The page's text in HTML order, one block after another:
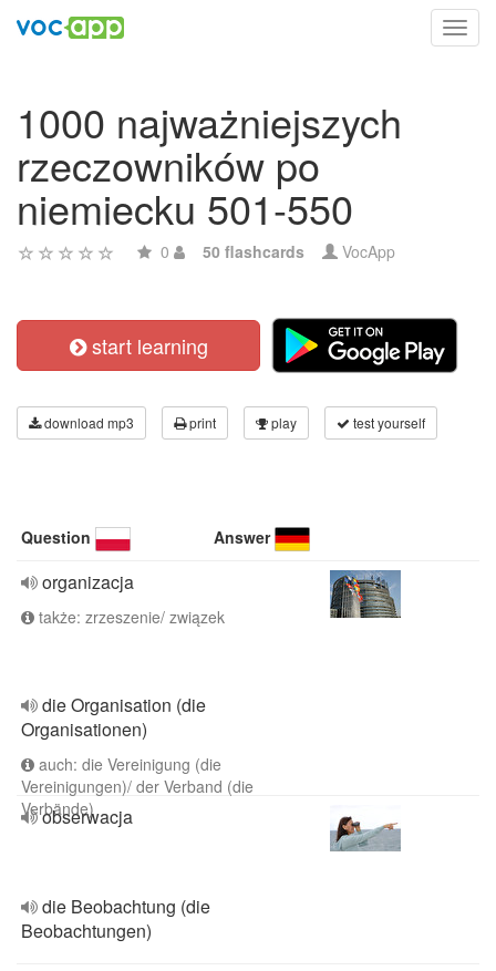
1000 najważniejszych
rzeczowników po
niemiecku 501-550
0 50 flashcards VocApp
start learning
download mp3 print play test yourself
Question Answer
organizacja
także: zrzeszenie/ związek
die Organisation (die
Organisationen)
auch: die Vereinigung (die
Vereinigungen)/ der Verband (die
Verbände)
obserwacja
die Beobachtung (die
Beobachtungen)